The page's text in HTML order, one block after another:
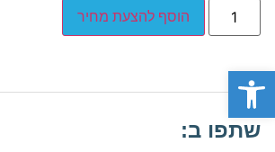
פתח סרגל נגישות
הוסף להצעת מחיר
שתפו ב: